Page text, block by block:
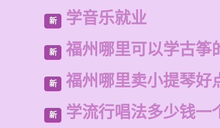
新 学音乐就业
新 福州哪里可以学古筝
新 福州哪里卖小提琴好
新 学流行唱法多少钱一